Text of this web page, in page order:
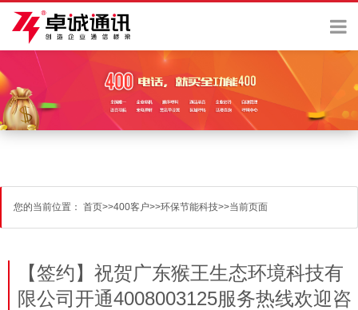
您的当前位置： 首页>>400客户>>环保节能科技>>当前页面
【签约】祝贺广东猴王生态环境科技有
限公司开通4008003125服务热线欢迎咨